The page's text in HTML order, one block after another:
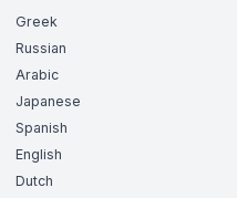
Greek
Russian
Arabic
Japanese
Spanish
English
Dutch